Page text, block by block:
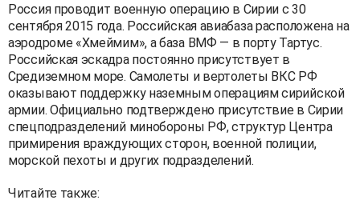
Россия проводит военную операцию в Сирии с 30
сентября 2015 года. Российская авиабаза расположена на
аэродроме «Хмеймим», а база ВМФ — в порту Тартус.
Российская эскадра постоянно присутствует в
Средиземном море. Самолеты и вертолеты ВКС РФ
оказывают поддержку наземным операциям сирийской
армии. Официально подтверждено присутствие в Сирии
спецподразделений минобороны РФ, структур Центра
примирения враждующих сторон, военной полиции,
морской пехоты и других подразделений.
Читайте также: